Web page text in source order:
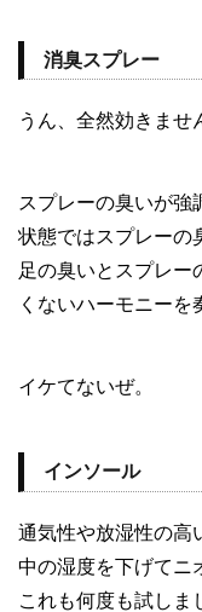
消臭スプレー
うん、全然効きませ
スプレーの臭いが強
状態ではスプレーの
足の臭いとスプレー
くないハーモニーを
イケてないぜ。
インソール
通気性や放湿性の高
中の湿度を下げてニ
これも何度も試しま